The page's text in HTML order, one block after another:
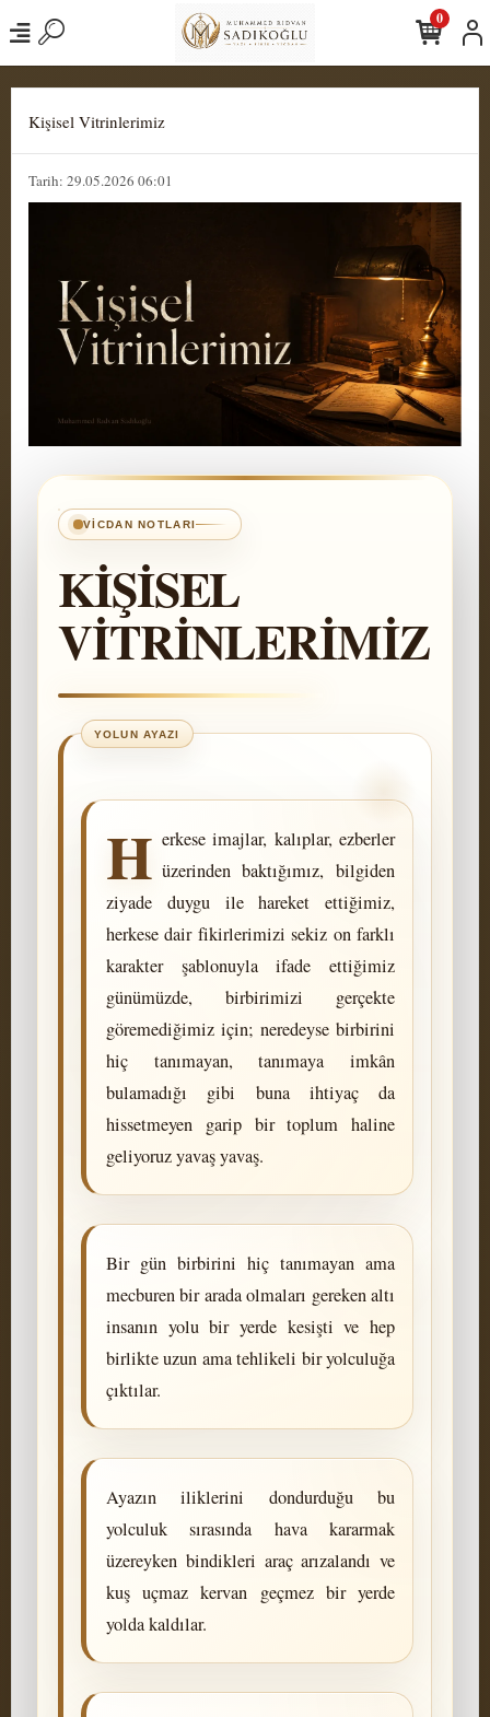
0
Kişisel Vitrinlerimiz
Tarih: 29.05.2026 06:01
VICDAN NOTLARI
KİŞİSEL
VİTRİNLERİMİZ
H erkese imajlar, kalıplar, ezberler
üzerinden baktığımız, bilgiden
ziyade duygu ile hareket ettiğimiz,
herkese dair fikirlerimizi sekiz on farklı
karakter şablonuyla ifade ettiğimiz
günümüzde, birbirimizi gerçekte
göremediğimiz için; neredeyse birbirini
hiç tanımayan, tanımaya imkân
bulamadığı gibi buna ihtiyaç da
hissetmeyen garip bir toplum haline
geliyoruz yavaş yavaş.
Bir gün birbirini hiç tanımayan ama
mecburen bir arada olmaları gereken altı
insanın yolu bir yerde kesişti ve hep
birlikte uzun ama tehlikeli bir yolculuğa
çıktılar.
Ayazın iliklerini dondurduğu bu
yolculuk sırasında hava kararmak
üzereyken bindikleri araç arızalandı ve
kuş uçmaz kervan geçmez bir yerde
yolda kaldılar.